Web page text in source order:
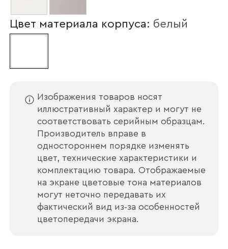
Цвет материала корпуса: белый
Изображения товаров носят
иллюстративный характер и могут не
соответствовать серийным образцам.
Производитель вправе в
одностороннем порядке изменять
цвет, технические характеристики и
комплектацию товара. Отображаемые
на экране цветовые тона материалов
могут неточно передавать их
фактический вид из‑за особенностей
цветопередачи экрана.
Ваш email
Номер телефона
Прикрепите логотип
компании